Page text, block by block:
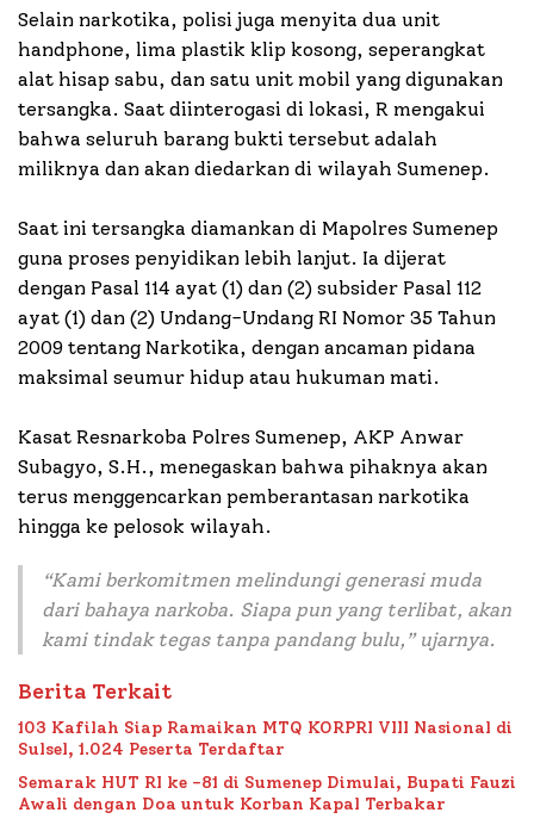
Selain narkotika, polisi juga menyita dua unit
handphone, lima plastik klip kosong, seperangkat
alat hisap sabu, dan satu unit mobil yang digunakan
tersangka. Saat diinterogasi di lokasi, R mengakui
bahwa seluruh barang bukti tersebut adalah
miliknya dan akan diedarkan di wilayah Sumenep.
Saat ini tersangka diamankan di Mapolres Sumenep
guna proses penyidikan lebih lanjut. Ia dijerat
dengan Pasal 114 ayat (1) dan (2) subsider Pasal 112
ayat (1) dan (2) Undang-Undang RI Nomor 35 Tahun
2009 tentang Narkotika, dengan ancaman pidana
maksimal seumur hidup atau hukuman mati.
Kasat Resnarkoba Polres Sumenep, AKP Anwar
Subagyo, S.H., menegaskan bahwa pihaknya akan
terus menggencarkan pemberantasan narkotika
hingga ke pelosok wilayah.
“Kami berkomitmen melindungi generasi muda
dari bahaya narkoba. Siapa pun yang terlibat, akan
kami tindak tegas tanpa pandang bulu,” ujarnya.
Berita Terkait
103 Kafilah Siap Ramaikan MTQ KORPRI VIII Nasional di
Sulsel, 1.024 Peserta Terdaftar
Semarak HUT RI ke -81 di Sumenep Dimulai, Bupati Fauzi
Awali dengan Doa untuk Korban Kapal Terbakar